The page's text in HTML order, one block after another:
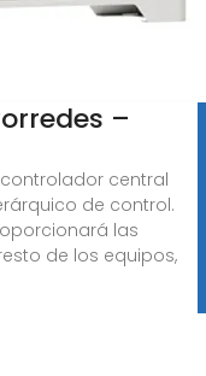
–
central
de control.
las
de los equipos,